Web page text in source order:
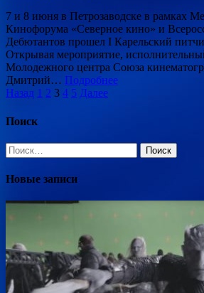
7 и 8 июня в Петрозаводске в рамках
Кинофорума «Северное кино» и
Дебютантов прошел I Карельский
Открывая мероприятие,
Молодежного центра Союза
Дмитрий… Подробнее
Пагинация
записей
Назад 1 2 3 4 5 Далее
Поиск
Найти:
Новые записи